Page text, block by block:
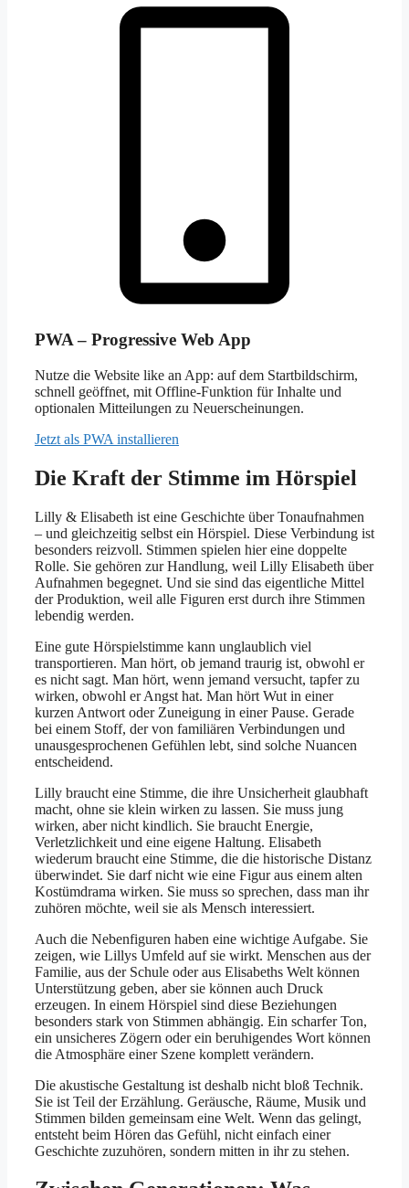
PWA – Progressive Web App
Nutze die Website like an App: auf dem Startbildschirm,
schnell geöffnet, mit Offline-Funktion für Inhalte und
optionalen Mitteilungen zu Neuerscheinungen.
Jetzt als PWA installieren
Die Kraft der Stimme im Hörspiel
Lilly & Elisabeth ist eine Geschichte über Tonaufnahmen
– und gleichzeitig selbst ein Hörspiel. Diese Verbindung ist
besonders reizvoll. Stimmen spielen hier eine doppelte
Rolle. Sie gehören zur Handlung, weil Lilly Elisabeth über
Aufnahmen begegnet. Und sie sind das eigentliche Mittel
der Produktion, weil alle Figuren erst durch ihre Stimmen
lebendig werden.
Eine gute Hörspielstimme kann unglaublich viel
transportieren. Man hört, ob jemand traurig ist, obwohl er
es nicht sagt. Man hört, wenn jemand versucht, tapfer zu
wirken, obwohl er Angst hat. Man hört Wut in einer
kurzen Antwort oder Zuneigung in einer Pause. Gerade
bei einem Stoff, der von familiären Verbindungen und
unausgesprochenen Gefühlen lebt, sind solche Nuancen
entscheidend.
Lilly braucht eine Stimme, die ihre Unsicherheit glaubhaft
macht, ohne sie klein wirken zu lassen. Sie muss jung
wirken, aber nicht kindlich. Sie braucht Energie,
Verletzlichkeit und eine eigene Haltung. Elisabeth
wiederum braucht eine Stimme, die die historische Distanz
überwindet. Sie darf nicht wie eine Figur aus einem alten
Kostümdrama wirken. Sie muss so sprechen, dass man ihr
zuhören möchte, weil sie als Mensch interessiert.
Auch die Nebenfiguren haben eine wichtige Aufgabe. Sie
zeigen, wie Lillys Umfeld auf sie wirkt. Menschen aus der
Familie, aus der Schule oder aus Elisabeths Welt können
Unterstützung geben, aber sie können auch Druck
erzeugen. In einem Hörspiel sind diese Beziehungen
besonders stark von Stimmen abhängig. Ein scharfer Ton,
ein unsicheres Zögern oder ein beruhigendes Wort können
die Atmosphäre einer Szene komplett verändern.
Die akustische Gestaltung ist deshalb nicht bloß Technik.
Sie ist Teil der Erzählung. Geräusche, Räume, Musik und
Stimmen bilden gemeinsam eine Welt. Wenn das gelingt,
entsteht beim Hören das Gefühl, nicht einfach einer
Geschichte zuzuhören, sondern mitten in ihr zu stehen.